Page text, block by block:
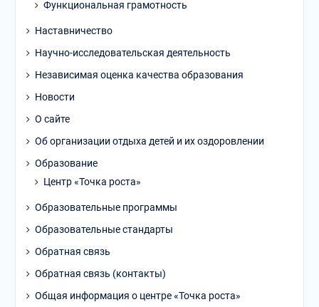
Функциональная грамотность
Наставничество
Научно-исследовательская деятельность
Независимая оценка качества образования
Новости
О сайте
Об организации отдыха детей и их оздоровлении
Образование
Центр «Точка роста»
Образовательные программы
Образовательные стандарты
Обратная связь
Обратная связь (контакты)
Общая информация о центре «Точка роста»